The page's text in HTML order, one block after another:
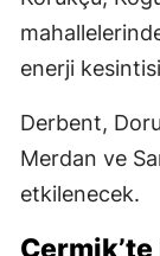
enerji
Derbent,
Merdan ve
etkilenecek.
Çermik’te